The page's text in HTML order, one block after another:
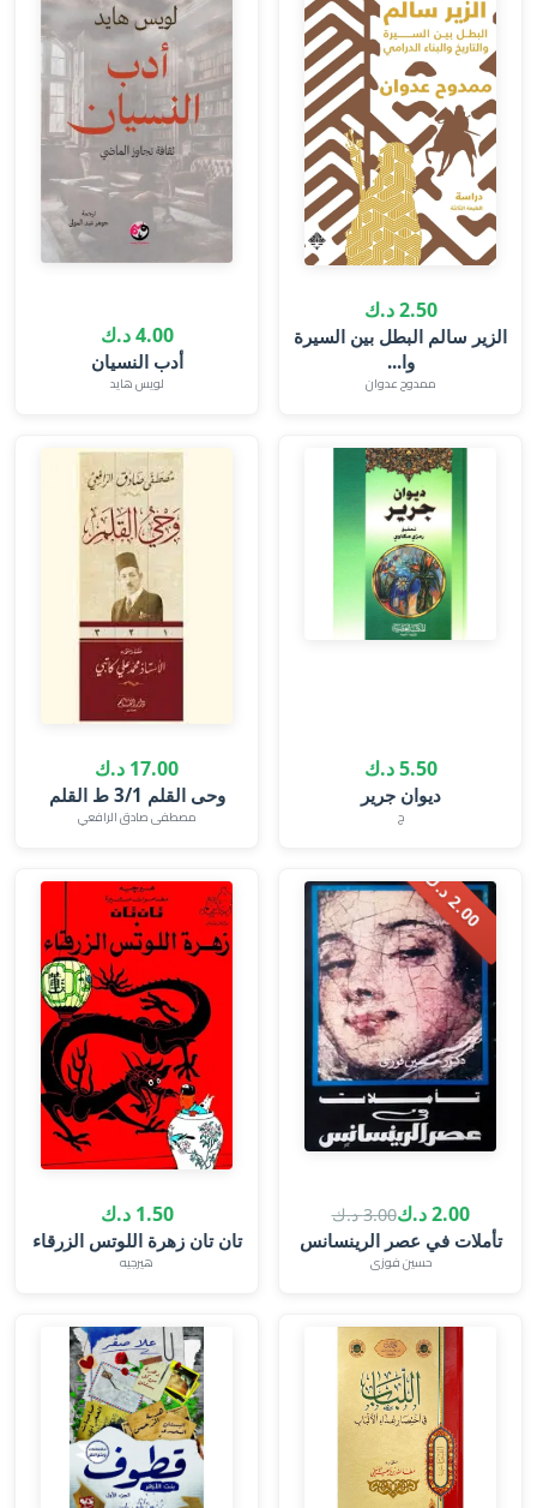
2.50 د.ك
الزير سالم البطل بين السيرة
وا...
ممدوح عدوان
4.00 د.ك
‎أدب النسيان‎
لويس هايد
5.50 د.ك
ديوان جرير
ج
17.00 د.ك
وحى القلم 3/1 ط القلم
مصطفى صادق الرافعي
2
.
0
0
د
.
ك
2.00 د.ك 3.00 د.ك
تأملات في عصر الرينسانس
حسين فوزى
1.50 د.ك
تان تان زهرة اللوتس الزرقاء
هيرجيه